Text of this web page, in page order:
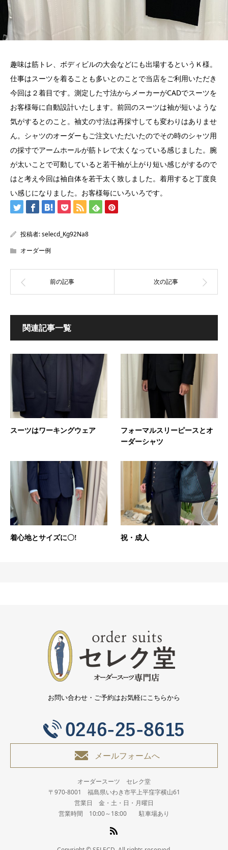
趣味は筋トレ、ボディビルの大会などにも出場するというＫ様。
仕事はスーツを着ることも多いとのことで当店をご利用いただき
今回は２着目です。測定した寸法からメーカーがCADでスーツを
お客様毎に自動設計いたします。前回のスーツは袖が短いような
気がするとのこと。袖丈の寸法は再採寸しても変わりはありませ
ん。シャツのオーダーもご注文いただいたのでその時のシャツ用
の採寸でアームホールが筋トレで太くなっている感じました。腕
が太いことで可動していると若干袖が上がり短い感じがするので
はと考え今回は袖自体を若干太く致しました。着用すると丁度良
い感じになりました。お客様毎にいろいろです。
投稿者:selecd_Kg92Na8
オーダー例
関連記事一覧
スーツはワーキングウェア
フォーマルスリーピースとオ
ーダーシャツ
着心地とサイズに〇! 祝・成人
お問い合わせ・ご予約はお気軽にこちらから
メールフォームへ
オーダースーツ セレク堂
〒970-8001 福島県いわき市平上平窪字横山61
営業日 金・土・日・月曜日
営業時間 10:00～18:00 駐車場あり